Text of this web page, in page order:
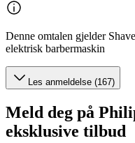
Denne omtalen gjelder
elektrisk barbermaskin
Les anmeldelse (167)
Meld deg på
eksklusive tilbud